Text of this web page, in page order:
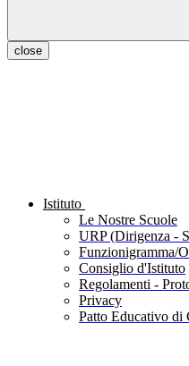
close
Istituto
Le Nostre Scuole
URP (Dirigenza -
Funzionigramma/
Consiglio d'Istituto
Regolamenti -
Privacy
Patto Educativo di